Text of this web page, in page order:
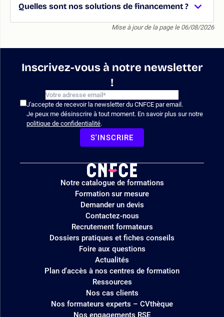
Quelles sont nos solutions de financement ?
Mise à jour de la page le 06/08/2026
Inscrivez-vous à notre newsletter
!
J'accepte de recevoir la newsletter du CNFCE par email.
Je peux me désinscrire à tout moment. En savoir plus sur notre
politique de confidentialité.
S'INSCRIRE
Logo
site
Notre catalogue de formations
Formation sur mesure
Demander un devis
Contactez-nous
Recrutement formateurs
Dossiers pratiques et fiches conseils
Foire aux questions
Actualités
Plan d'accès à nos centres de formation
Ressources
Nos cas clients
Nos formateurs experts – CVthèque
Nos engagements RSE